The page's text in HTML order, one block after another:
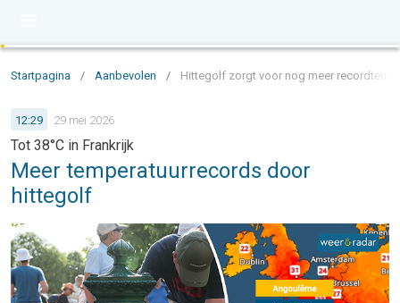
Startpagina / Aanbevolen / Hittegolf zorgt voor nog meer
12:29 29 mei 2026
Tot 38°C in Frankrijk
Meer temperatuurrecords door
hittegolf